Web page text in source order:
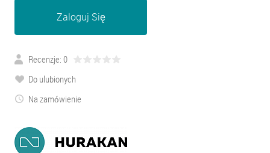
Zaloguj Się
Recenzje: 0
Do ulubionych
Na zamówienie